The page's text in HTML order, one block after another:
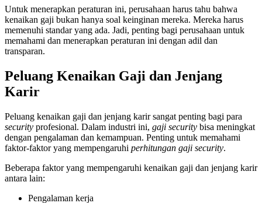
Untuk menerapkan peraturan ini, perusahaan harus tahu bahwa
kenaikan gaji bukan hanya soal keinginan mereka. Mereka harus
memenuhi standar yang ada. Jadi, penting bagi perusahaan untuk
memahami dan menerapkan peraturan ini dengan adil dan
transparan.
Peluang Kenaikan Gaji dan Jenjang
Karir
Peluang kenaikan gaji dan jenjang karir sangat penting bagi para
security profesional. Dalam industri ini, gaji security bisa meningkat
dengan pengalaman dan kemampuan. Penting untuk memahami
faktor-faktor yang mempengaruhi perhitungan gaji security.
Beberapa faktor yang mempengaruhi kenaikan gaji dan jenjang karir
antara lain:
Pengalaman kerja